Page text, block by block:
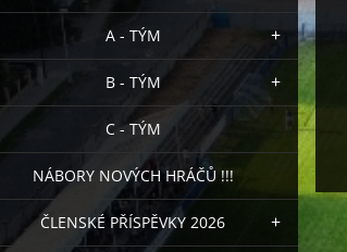
A - TÝM
B - TÝM
C - TÝM
NÁBORY NOVÝCH HRÁČŮ !!!
ČLENSKÉ PŘÍSPĚVKY 2026